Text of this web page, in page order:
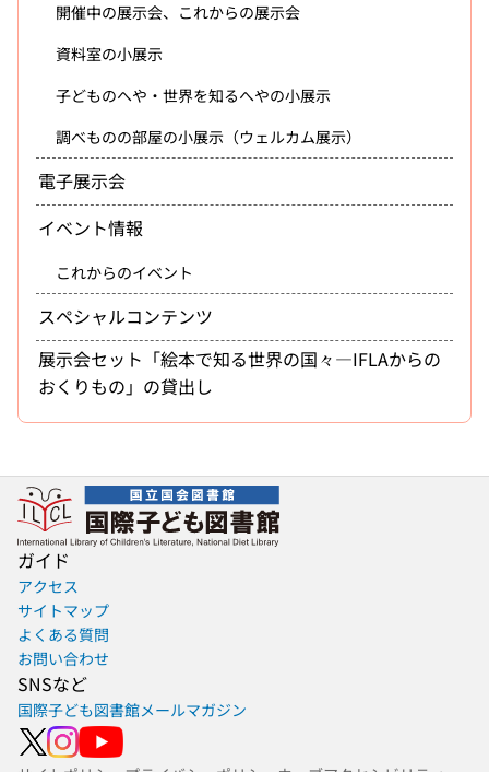
開催中の展示会、これからの展示会
資料室の小展示
子どものへや・世界を知るへやの小展示
調べものの部屋の小展示（ウェルカム展示）
電子展示会
イベント情報
これからのイベント
スペシャルコンテンツ
展示会セット「絵本で知る世界の国々―IFLAからの
おくりもの」の貸出し
ガイド
アクセス
サイトマップ
よくある質問
お問い合わせ
SNSなど
国際子ども図書館メールマガジン